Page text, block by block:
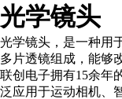
光学镜头
光学镜头，是一种用
多片透镜组成，能够
联创电子拥有15余年
泛应用于运动相机、